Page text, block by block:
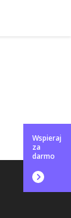
Wspieraj
za
darmo